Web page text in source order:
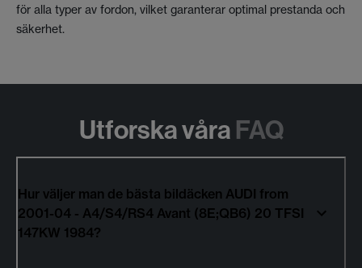
för alla typer av fordon, vilket garanterar optimal prestanda och
säkerhet.
Utforska våra FAQ
Hur väljer man de bästa bildäcken AUDI from
2001-04 - A4/S4/RS4 Avant (8E;QB6) 20 TFSI
147KW 1984?